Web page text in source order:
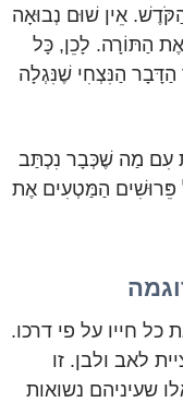
אֵין שׁוּם נְבוּאָה
הַתּוֹרָה. לָכֵן, כָּל
הַדָּבָר הַנִּצְחִי שֶׁנִּגְלָה
עִם מַה שֶׁכְּבָר נִכְתַּב
פֵּרוּשִׁים הַמַּטְעִים אֶת
חייו על פי דרכו.
לאב ולבן. זו
שעיניהם נשואות